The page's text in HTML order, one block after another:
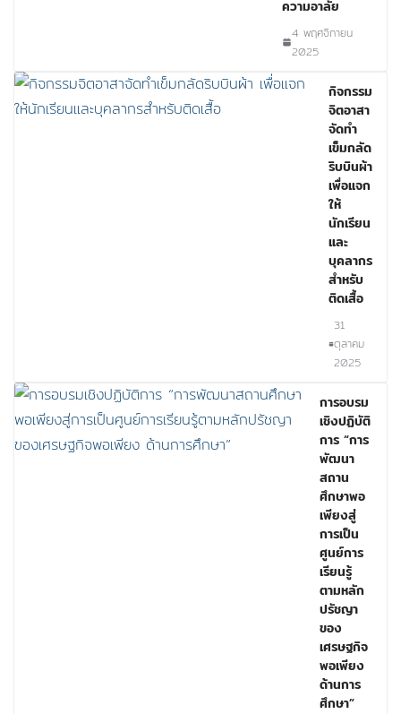
ความอาลัย
4 พฤศจิกายน
2025
กิจกรรม
จิตอาสา
จัดทำ
เข็มกลัด
ริบบินผ้า
เพื่อแจก
ให้
นักเรียน
และ
บุคลากร
สำหรับ
ติดเสื้อ
31
ตุลาคม
2025
การอบรม
เชิงปฏิบัติ
การ “การ
พัฒนา
สถาน
ศึกษาพอ
เพียงสู่
การเป็น
ศูนย์การ
เรียนรู้
ตามหลัก
ปรัชญา
ของ
เศรษฐกิจ
พอเพียง
ด้านการ
ศึกษา”